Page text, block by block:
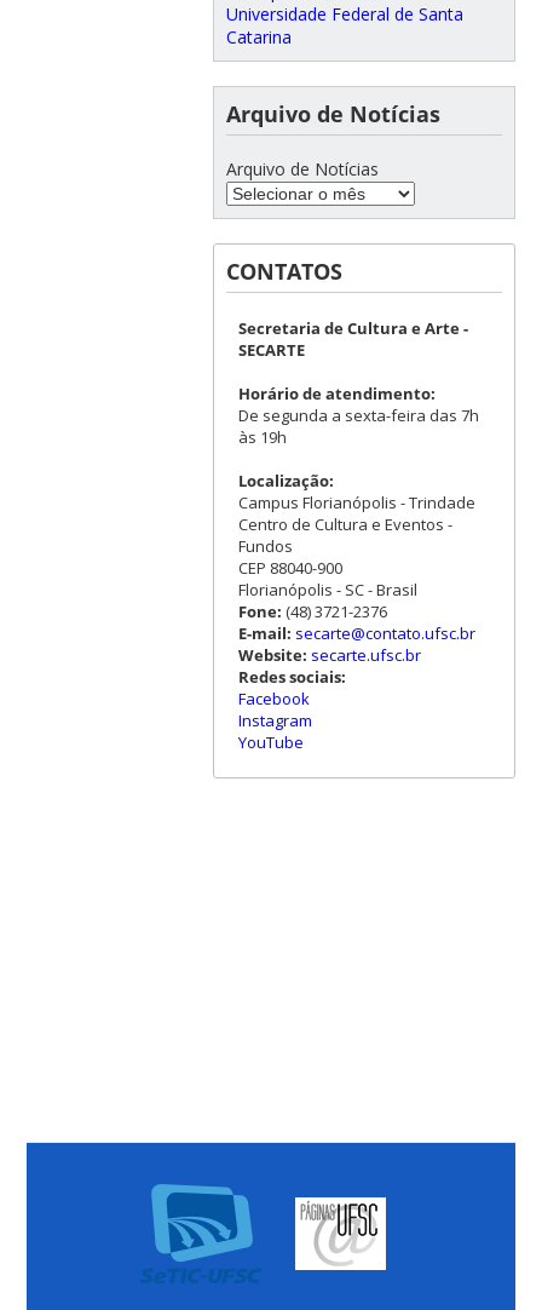
Universidade Federal de Santa
Catarina
Arquivo de Notícias
Arquivo de Notícias
CONTATOS
Secretaria de Cultura e Arte -
SECARTE
Horário de atendimento:
De segunda a sexta-feira das 7h
às 19h
Localização:
Campus Florianópolis - Trindade
Centro de Cultura e Eventos -
Fundos
CEP 88040-900
Florianópolis - SC - Brasil
Fone: (48) 3721-2376
E-mail: secarte@contato.ufsc.br
Website: secarte.ufsc.br
Redes sociais:
Facebook
Instagram
YouTube